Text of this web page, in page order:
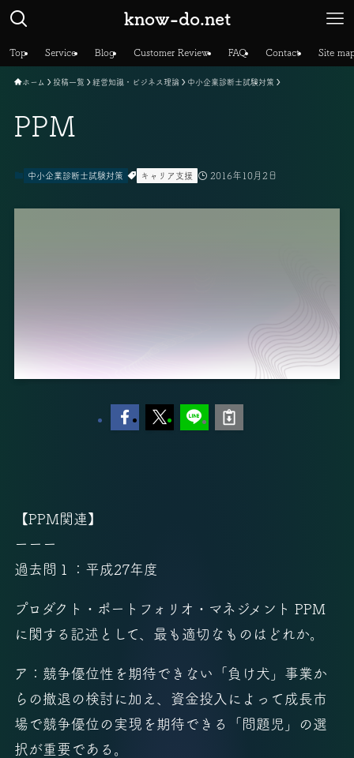
know-do.net
Top Service Blog Customer Review FAQ Contact Site
ホーム 投稿一覧 経営知識・ビジネス理論 中小企業診断士試験対策
PPM
中小企業診断士試験対策 キャリア支援 2016年10月2日
【PPM関連】
ーーー
過去問１：平成27年度
プロダクト・ポートフォリオ・マネジメント PPM
に関する記述として、最も適切なものはどれか。
ア：競争優位性を期待できない「負け犬」事業か
らの撤退の検討に加え、資金投入によって成長市
場で競争優位の実現を期待できる「問題児」の選
択が重要である。